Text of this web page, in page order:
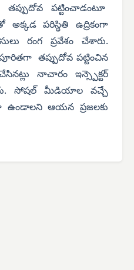
పట్టించాడంటూ
పరిస్థితి ఉద్రికంగా
రంగ ప్రవేశం చేశారు.
తప్పుదోవ పట్టించిన
నాచారం ఇన్స్పెక్టర్
సోషల్ మీడియాల వచ్చే
ఉండాలని ఆయన ప్రజలకు